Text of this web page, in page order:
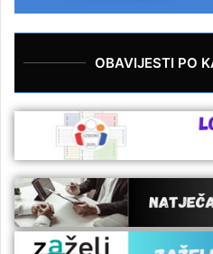
OBAVIJESTI PO